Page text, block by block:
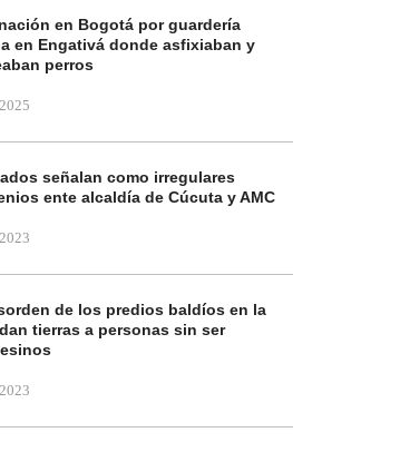
en Bogotá por guardería
en Engativá donde asfixiaban y
perros
señalan como irregulares
ente alcaldía de Cúcuta y AMC
de los predios baldíos en la
tierras a personas sin ser